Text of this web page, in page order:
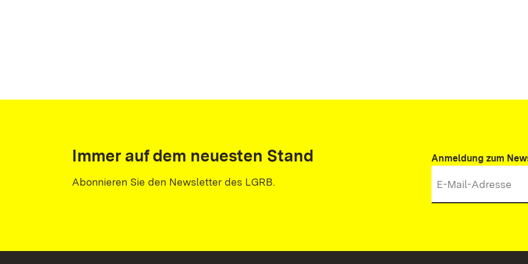
Immer auf dem neuesten Stand
Abonnieren Sie den Newsletter des LGRB.
Anmeldung zum